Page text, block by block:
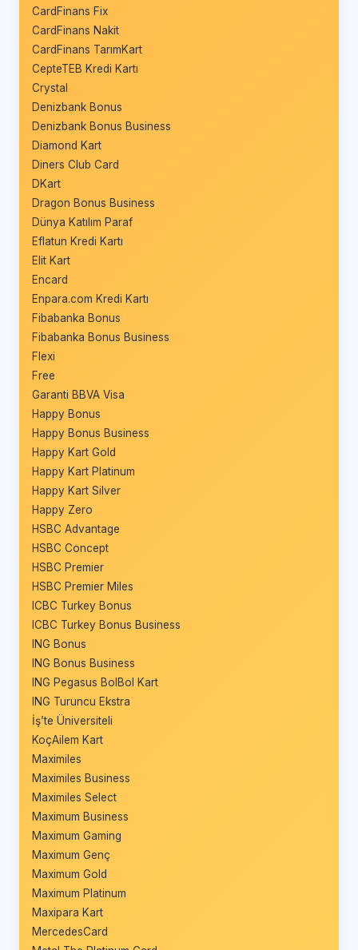
CardFinans Fix
CardFinans Nakit
CardFinans TarımKart
CepteTEB Kredi Kartı
Crystal
Denizbank Bonus
Denizbank Bonus Business
Diamond Kart
Diners Club Card
DKart
Dragon Bonus Business
Dünya Katılım Paraf
Eflatun Kredi Kartı
Elit Kart
Encard
Enpara.com Kredi Kartı
Fibabanka Bonus
Fibabanka Bonus Business
Flexi
Free
Garanti BBVA Visa
Happy Bonus
Happy Bonus Business
Happy Kart Gold
Happy Kart Platinum
Happy Kart Silver
Happy Zero
HSBC Advantage
HSBC Concept
HSBC Premier
HSBC Premier Miles
ICBC Turkey Bonus
ICBC Turkey Bonus Business
ING Bonus
ING Bonus Business
ING Pegasus BolBol Kart
ING Turuncu Ekstra
İş’te Üniversiteli
KoçAilem Kart
Maximiles
Maximiles Business
Maximiles Select
Maximum Business
Maximum Gaming
Maximum Genç
Maximum Gold
Maximum Platinum
Maxipara Kart
MercedesCard